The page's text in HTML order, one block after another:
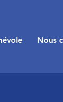
Nous